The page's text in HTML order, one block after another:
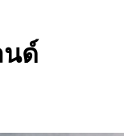
นด์